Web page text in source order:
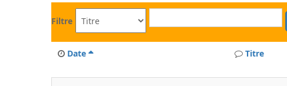
Filtre
Date Titre